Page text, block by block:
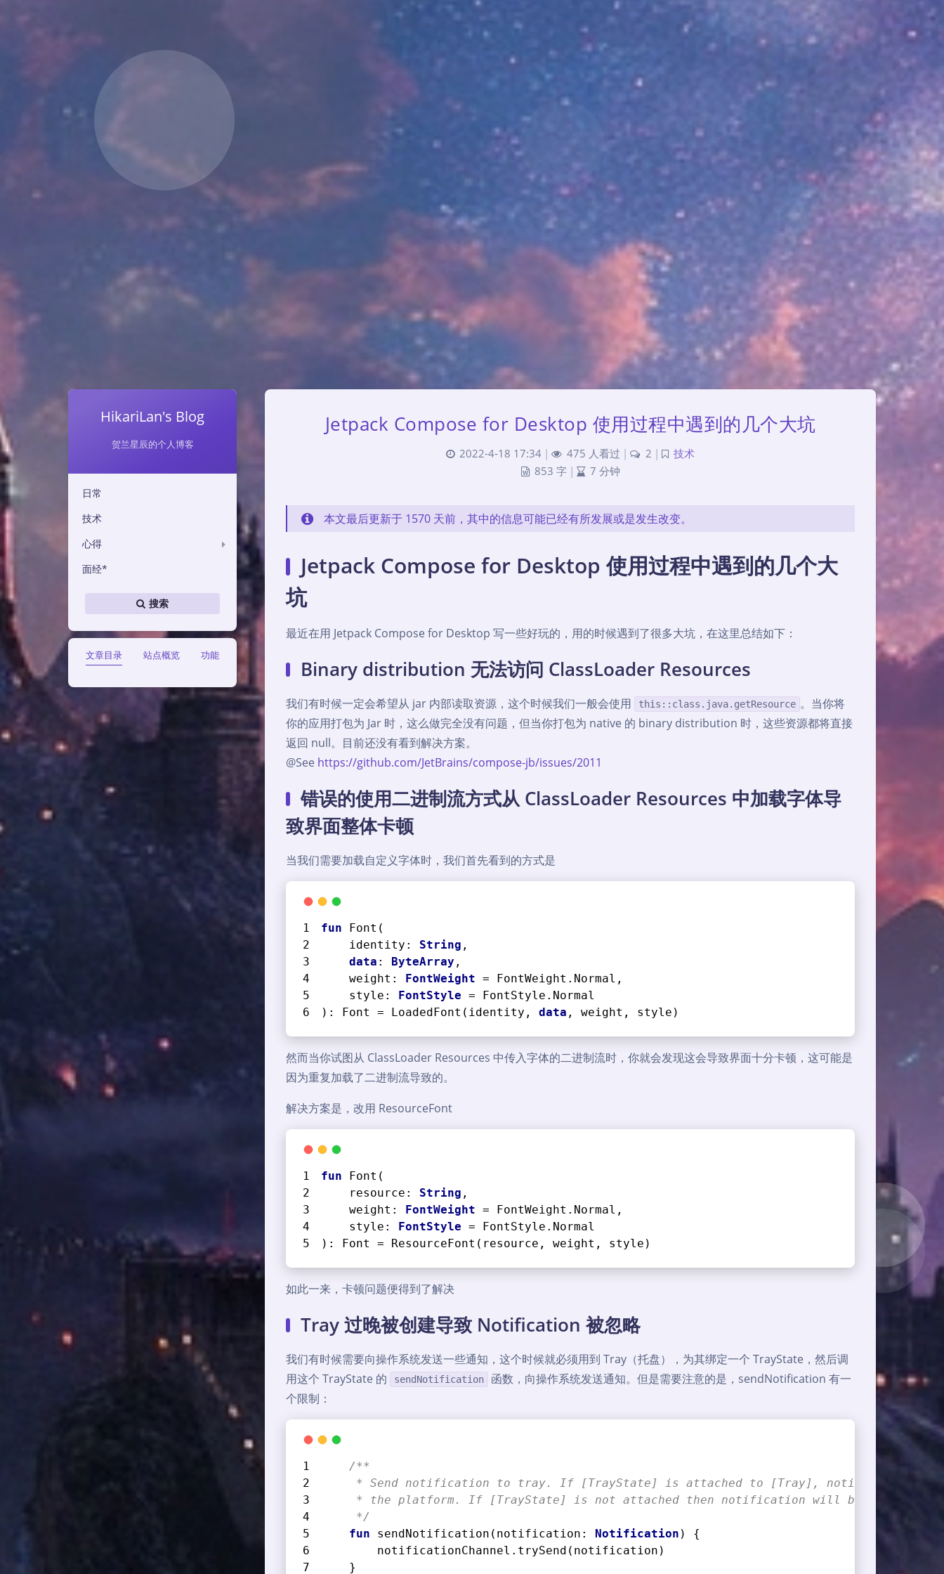
HikariLan's Blog
贺兰星辰的个人博客
日常
技术
心得
面经*
搜索
文章目录 站点概览 功能
Jetpack Compose for Desktop 使用过程中遇到的几个大坑
2022-4-18 17:34 | 475 人看过 | 2 |
技术
853 字 | 7 分钟
本文最后更新于 1570 天前，其中的信息可能已经有所发展或是发生改变。
Jetpack Compose for Desktop 使用过程中遇到的几个大
坑
最近在用 Jetpack Compose for Desktop 写一些好玩的，用的时候遇到了很多大坑，在这里总结如下：
Binary distribution 无法访问 ClassLoader Resources
我们有时候一定会希望从 jar 内部读取资源，这个时候我们一般会使用 this::class.java.getResource 。当你将
你的应用打包为 Jar 时，这么做完全没有问题，但当你打包为 native 的 binary distribution 时，这些资源都将直接
返回 null。目前还没有看到解决方案。
@See https://github.com/JetBrains/compose-jb/issues/2011
错误的使用二进制流方式从 ClassLoader Resources 中加载字体导
致界面整体卡顿
当我们需要加载自定义字体时，我们首先看到的方式是
fun Font (
    identity:
String ,
data : ByteArray ,
    weight:
FontWeight = FontWeight.Normal,
    style:
FontStyle = FontStyle.Normal
) : Font = LoadedFont(identity, data , weight, style)
然而当你试图从 ClassLoader Resources 中传入字体的二进制流时，你就会发现这会导致界面十分卡顿，这可能是
因为重复加载了二进制流导致的。
解决方案是，改用 ResourceFont
fun Font (
    resource:
String ,
    weight:
FontWeight = FontWeight.Normal,
    style:
FontStyle = FontStyle.Normal
) : Font = ResourceFont(resource, weight, style)
如此一来，卡顿问题便得到了解决
Tray 过晚被创建导致 Notification 被忽略
我们有时候需要向操作系统发送一些通知，这个时候就必须用到 Tray（托盘），为其绑定一个 TrayState，然后调
用这个 TrayState 的
sendNotification
函数，向操作系统发送通知。但是需要注意的是，sendNotification 有一
个限制：
/**
* Send notification to tray. If [TrayState] is attached to [Tray], notification
     * the platform. If [TrayState] is not attached then notification will be lost.
     */
fun
sendNotification (notification: Notification )
{
        notificationChannel.trySend(notification)
    }